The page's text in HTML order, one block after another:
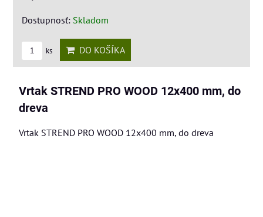
Dostupnosť: Skladom
ks DO KOŠÍKA
Vrtak STREND PRO WOOD 12x400 mm, do
dreva
Vrtak STREND PRO WOOD 12x400 mm, do dreva